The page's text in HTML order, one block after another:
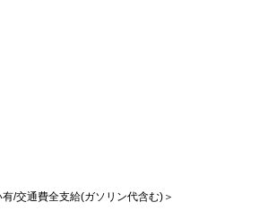
/交通費全支給(ガソリン代含む)＞